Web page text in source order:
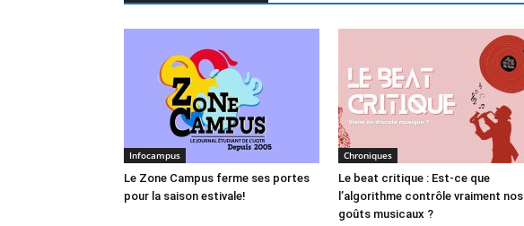
Infocampus
Le Zone Campus ferme ses portes
pour la saison estivale!
Chroniques
Le beat critique : Est-ce que
l’algorithme contrôle vraiment nos
goûts musicaux ?